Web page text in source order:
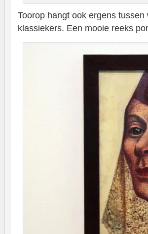
Toorop hangt ook ergens
klassiekers. Een mooie reeks